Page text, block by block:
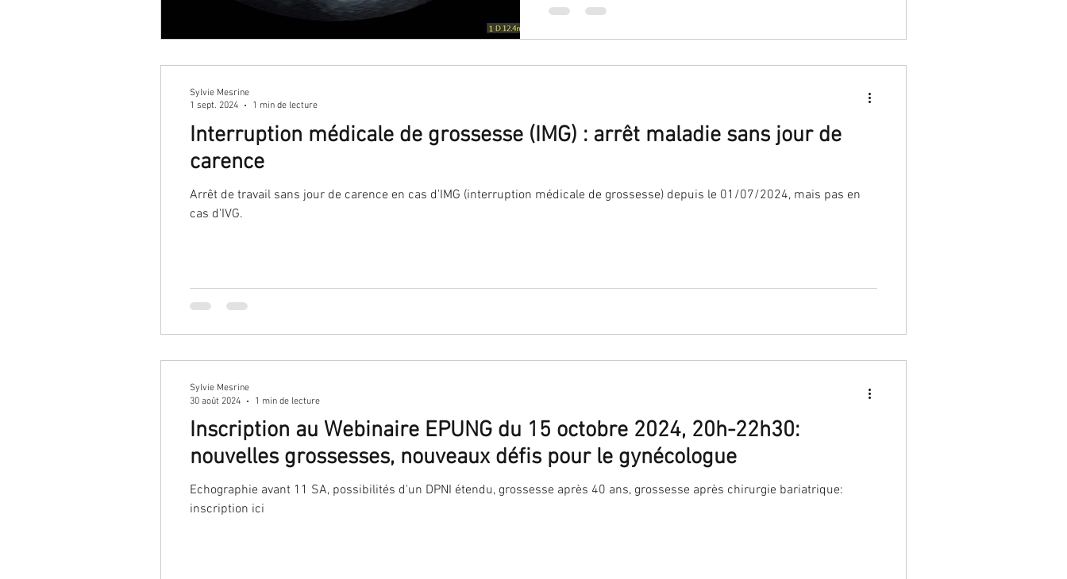
Interruption médicale de grossesse (IMG) : arrêt maladie sans jour de
carence
Arrêt de travail sans jour de carence en cas d'IMG (interruption médicale de grossesse) depuis le 01/07/2024, mais pas en
cas d'IVG.
Sylvie Mesrine
1 sept. 2024
1 min de lecture
Inscription au Webinaire EPUNG du 15 octobre 2024, 20h-22h30:
nouvelles grossesses, nouveaux défis pour le gynécologue
Echographie avant 11 SA, possibilités d'un DPNI étendu, grossesse après 40 ans, grossesse après chirurgie bariatrique:
inscription ici
Sylvie Mesrine
30 août 2024
1 min de lecture